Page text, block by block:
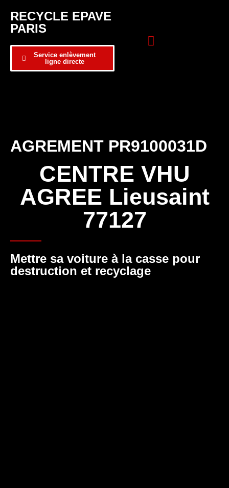
RECYCLE EPAVE
PARIS
Service enlèvement
ligne directe
AGREMENT PR9100031D
CENTRE VHU
AGREE Lieusaint
77127
Mettre sa voiture à la casse pour
destruction et recyclage